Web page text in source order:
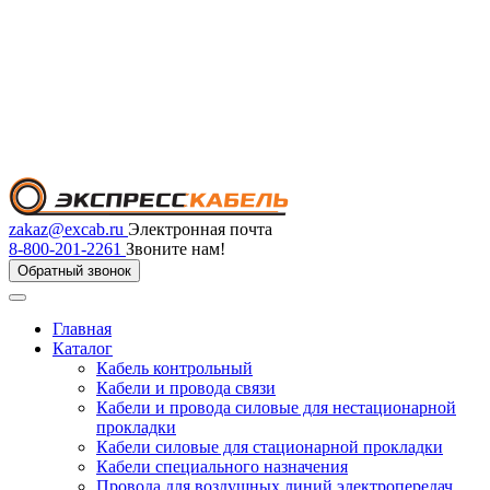
zakaz@excab.ru Электронная почта
8-800-201-2261 Звоните нам!
Обратный звонок
Главная
Каталог
Кабель контрольный
Кабели и провода связи
Кабели и провода силовые для нестационарной
прокладки
Кабели силовые для стационарной прокладки
Кабели специального назначения
Провода для воздушных линий электропередач